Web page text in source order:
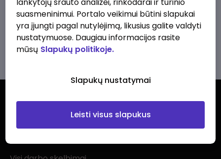
Vilnius
1521 - 1700 €/mėn. Prieš mokesčius
lankytojų srauto analizei, rinkodarai ir turinio
suasmeninimui. Portalo veikimui būtini slapukai
yra įjungti pagal nutylėjimą, likusius galite valdyti
nustatymuose. Daugiau informacijos rasite
mūsų Slapukų politikoje.
Slapukų nustatymai
Leisti visus slapukus